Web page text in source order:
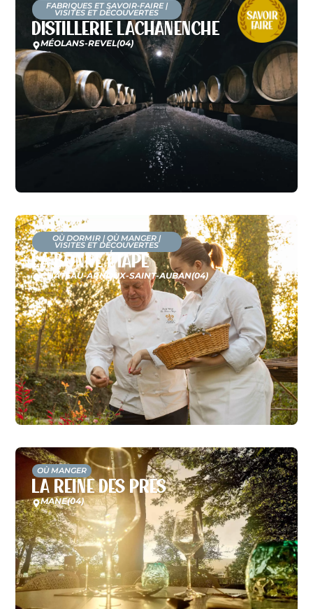
FABRIQUES ET SAVOIR-FAIRE|
VISITES ET DÉCOUVERTES
Distillerie Lachanenche
MÉOLANS-REVEL(04)
OÙ DORMIR |OÙ MANGER |
VISITES ET DÉCOUVERTES
La Bonne Étape
CHÂTEAU-ARNOUX-SAINT-AUBAN(04)
OÙ MANGER
La Reine des Près
MANE(04)